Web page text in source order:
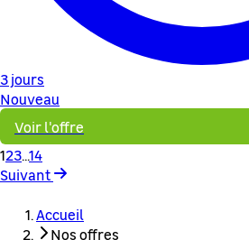
3 jours
Nouveau
Voir l'offre
123...14
Suivant
Accueil
Nos offres